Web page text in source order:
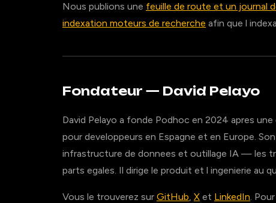
Nous publions une feuille de route et un journal
indexation moteurs de recherche afin que l
Fondateur — David Pelayo
David Pelayo a fonde Podhoc en 2024 apres
pour developpeurs en Espagne et en Europe.
infrastructure de donnees et outillage IA — les
parts egales. Il dirige le produit et l ingenierie au
Vous le trouverez sur GitHub, X et LinkedIn.